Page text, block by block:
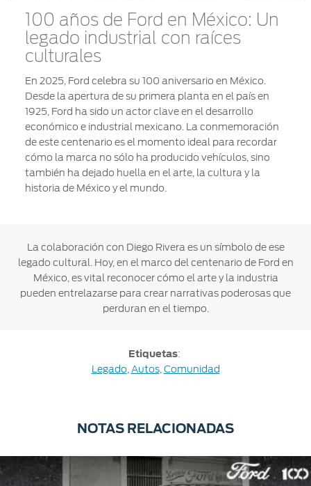
100 años de Ford en México: Un
legado industrial con raíces
culturales
En 2025, Ford celebra su 100 aniversario en México.
Desde la apertura de su primera planta en el país en
1925, Ford ha sido un actor clave en el desarrollo
económico e industrial mexicano. La conmemoración
de este centenario es el momento ideal para recordar
cómo la marca no sólo ha producido vehículos, sino
también ha dejado huella en el arte, la cultura y la
historia de México y el mundo.
La colaboración con Diego Rivera es un símbolo de ese
legado cultural. Hoy, en el marco del centenario de Ford en
México, es vital reconocer cómo el arte y la industria
pueden entrelazarse para crear narrativas poderosas que
perduran en el tiempo.
Etiquetas:
Legado Autos, Comunidad
NOTAS RELACIONADAS